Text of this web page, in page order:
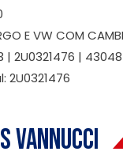
E VW COM
| 2U0321476 |
2U0321476
Vannucci